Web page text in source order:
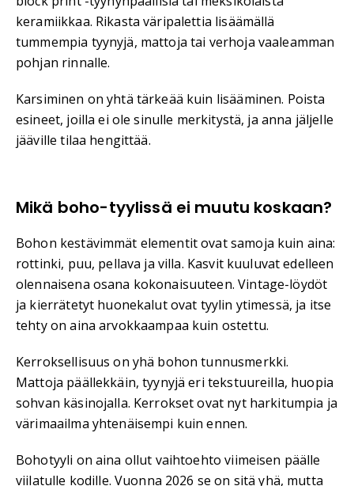
keramiikkaa. Rikasta väripalettia lisäämällä
tummempia tyynyjä, mattoja tai verhoja vaaleamman
pohjan rinnalle.
Karsiminen on yhtä tärkeää kuin lisääminen. Poista
esineet, joilla ei ole sinulle merkitystä, ja anna jäljelle
jääville tilaa hengittää.
Mikä boho-tyylissä ei muutu koskaan?
Bohon kestävimmät elementit ovat samoja kuin aina:
rottinki, puu, pellava ja villa. Kasvit kuuluvat edelleen
olennaisena osana kokonaisuuteen. Vintage-löydöt
ja kierrätetyt huonekalut ovat tyylin ytimessä, ja itse
tehty on aina arvokkaampaa kuin ostettu.
Kerroksellisuus on yhä bohon tunnusmerkki.
Mattoja päällekkäin, tyynyjä eri tekstuureilla, huopia
sohvan käsinojalla. Kerrokset ovat nyt harkitumpia ja
värimaailma yhtenäisempi kuin ennen.
Bohotyyli on aina ollut vaihtoehto viimeisen päälle
viilatulle kodille. Vuonna 2026 se on sitä yhä, mutta